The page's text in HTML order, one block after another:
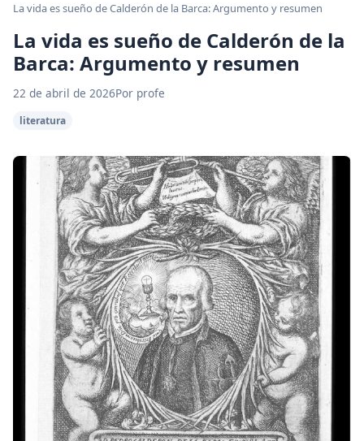
La vida es sueño de Calderón de la Barca: Argumento y resumen
La vida es sueño de Calderón de la
Barca: Argumento y resumen
22 de abril de 2026Por profe
literatura